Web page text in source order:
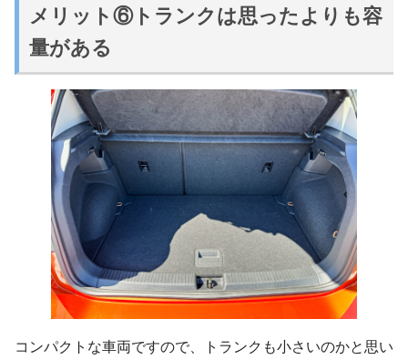
メリット⑥トランクは思ったよりも容
量がある
コンパクトな車両ですので、トランクも小さいのかと思い